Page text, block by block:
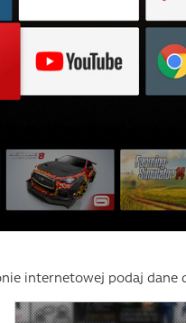
internetowej podaj dane